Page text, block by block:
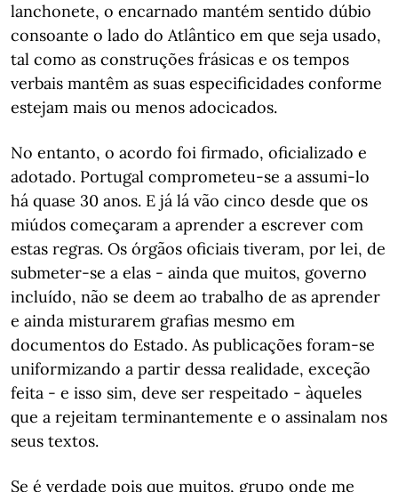
lanchonete, o encarnado mantém sentido dúbio
consoante o lado do Atlântico em que seja usado,
tal como as construções frásicas e os tempos
verbais mantêm as suas especificidades conforme
estejam mais ou menos adocicados.
No entanto, o acordo foi firmado, oficializado e
adotado. Portugal comprometeu-se a assumi-lo
há quase 30 anos. E já lá vão cinco desde que os
miúdos começaram a aprender a escrever com
estas regras. Os órgãos oficiais tiveram, por lei, de
submeter-se a elas - ainda que muitos, governo
incluído, não se deem ao trabalho de as aprender
e ainda misturarem grafias mesmo em
documentos do Estado. As publicações foram-se
uniformizando a partir dessa realidade, exceção
feita - e isso sim, deve ser respeitado - àqueles
que a rejeitam terminantemente e o assinalam nos
seus textos.
Se é verdade pois que muitos, grupo onde me